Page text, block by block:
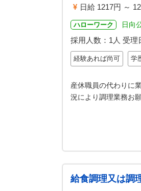
日給 1217円 ～
ハローワーク 日向
採用人数：1人 受理
経験あれば尚可 学
産休職員の代わりに
況により調理業務お
給食調理又は調